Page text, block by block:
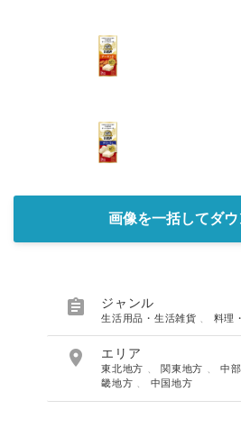
画像を一括してダ
 ジャンル
生活用品・生活雑貨 料理
 エリア
東北地方 、関東地方 、中
畿地方
中国地方